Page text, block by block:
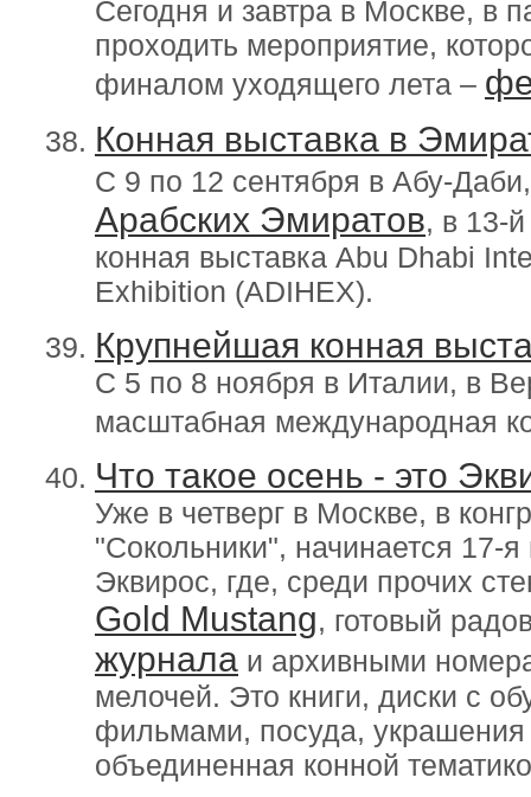
Сегодня и завтра в Москве, в
проходить мероприятие,
финалом уходящего лета –
Конная выставка в
С 9 по 12 сентября в Абу-
Арабских Эмиратов, в 13-
конная выставка Abu Dhabi
Exhibition (ADIHEX).
Крупнейшая конная
С 5 по 8 ноября в Италии, в
масштабная международная
Что такое осень - это
Уже в четверг в Москве, в
"Сокольники", начинается 17-
Эквирос, где, среди прочих
Gold Mustang, готовый
журнала и архивными
мелочей. Это книги, диски с
фильмами, посуда, украшения
объединенная конной